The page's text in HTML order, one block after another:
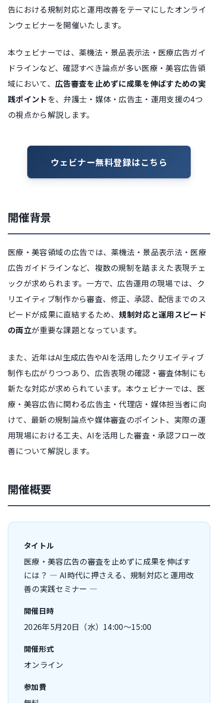
告における規制対応と運用改善をテーマにしたオンライ
ンウェビナーを開催いたします。
本ウェビナーでは、薬機法・景品表示法・医療広告ガイ
ドラインなど、確認すべき論点が多い医療・美容広告領
域において、 広告審査を止めずに成果を伸ばすための実
践ポイントを、弁護士・媒体・広告主・運用支援の4つ
の視点から解説します。
ウェビナー無料登録はこちら
開催背景
医療・美容領域の広告では、薬機法・景品表示法・医療
広告ガイドラインなど、複数の規制を踏まえた表現チェ
ックが求められます。一方で、広告運用の現場では、ク
リエイティブ制作から審査、修正、承認、配信までのス
ピードが成果に直結するため、規制対応と運用スピード
の両立が重要な課題となっています。
また、近年はAI生成広告やAIを活用したクリエイティブ
制作も広がりつつあり、広告表現の確認・審査体制にも
新たな対応が求められています。本ウェビナーでは、医
療・美容広告に関わる広告主・代理店・媒体担当者に向
けて、最新の規制論点や媒体審査のポイント、実際の運
用現場における工夫、AIを活用した審査・承認フロー改
善について解説します。
開催概要
タイトル
医療・美容広告の審査を止めずに成果を伸ばす
には？ — AI時代に押さえる、規制対応と運用改
善の実践セミナー —
開催日時
2026年5月20日（水）14:00〜15:00
開催形式
オンライン
参加費